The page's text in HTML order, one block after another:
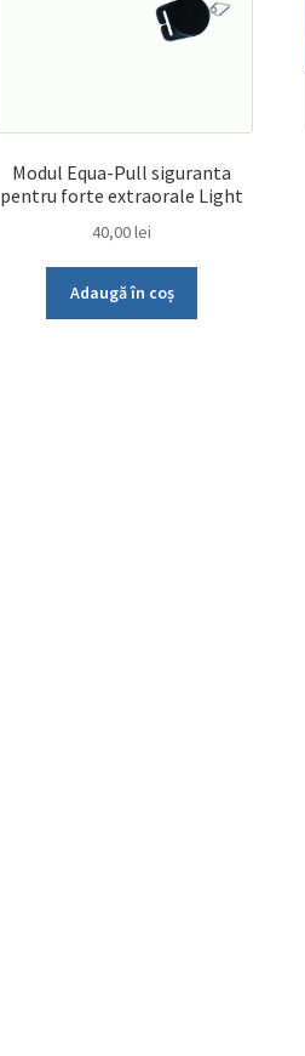
Modul Equa-Pull siguranta
pentru forte extraorale Light
40,00lei
Adaugă în coș